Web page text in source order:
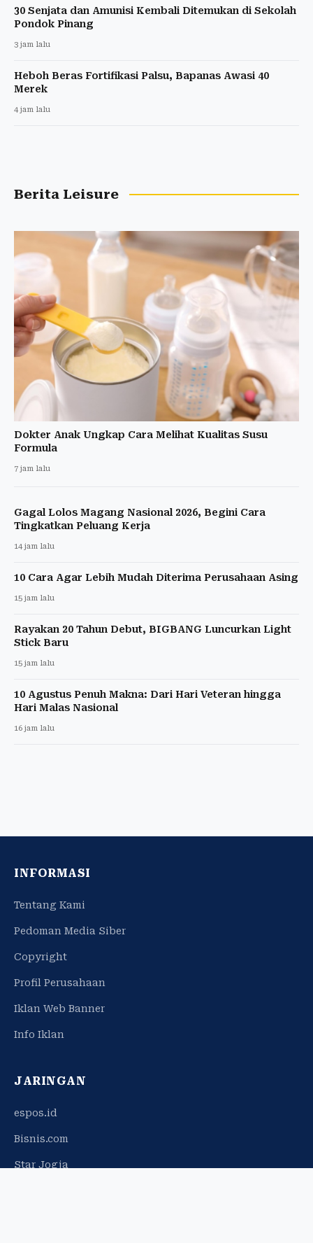
30 Senjata dan Amunisi Kembali Ditemukan di Sekolah
Pondok Pinang
3 jam lalu
Heboh Beras Fortifikasi Palsu, Bapanas Awasi 40
Merek
4 jam lalu
Berita Leisure
Dokter Anak Ungkap Cara Melihat Kualitas Susu
Formula
7 jam lalu
Gagal Lolos Magang Nasional 2026, Begini Cara
Tingkatkan Peluang Kerja
14 jam lalu
10 Cara Agar Lebih Mudah Diterima Perusahaan Asing
15 jam lalu
Rayakan 20 Tahun Debut, BIGBANG Luncurkan Light
Stick Baru
15 jam lalu
10 Agustus Penuh Makna: Dari Hari Veteran hingga
Hari Malas Nasional
16 jam lalu
INFORMASI
Tentang Kami
Pedoman Media Siber
Copyright
Profil Perusahaan
Iklan Web Banner
Info Iklan
JARINGAN
espos.id
Bisnis.com
Star Jogja